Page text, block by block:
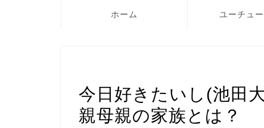
ホーム ユーチュ
今日好きたいし(池田
親母親の家族とは？